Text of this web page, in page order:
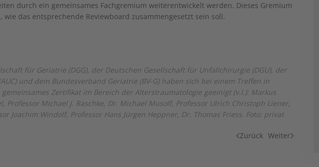
durch ein gemeinsames Fachgremium weiterentwickelt werden. Dieses Gremium
das entsprechende Reviewboard zusammengesetzt sein soll.
für Geriatrie (DGG), der Deutschen Gesellschaft für Unfallchirurgie (DGU), der
und dem Bundesverband Geriatrie (BV-G) haben sich bei einem Treffen in
Zertifikat im Bereich der Alterstraumatologie geeinigt (v.l.): Markus
Professor Michael J. Raschke, Dr. Michael Musolf, Professor Ulrich Christoph Liener,
Joachim Windolf, Professor Hans Jürgen Heppner, Dr. Thomas Friess. Foto: privat
Zurück Weiter